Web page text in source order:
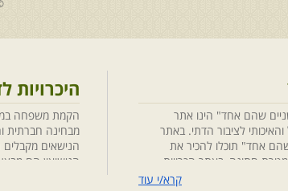
© 2017
שהם אחד" הינו אתר
והאיכותי לציבור הדתי. באתר
שהם אחד" תוכלו להכיר את
חתונה, באתר הכרויות
הושקעו מחשבה ומאמציםקרא/י עוד
היכרויות
הקמת משפחה
מבחינה חברתית
הנישאים
הנישואין הם
במעלה. חשוב